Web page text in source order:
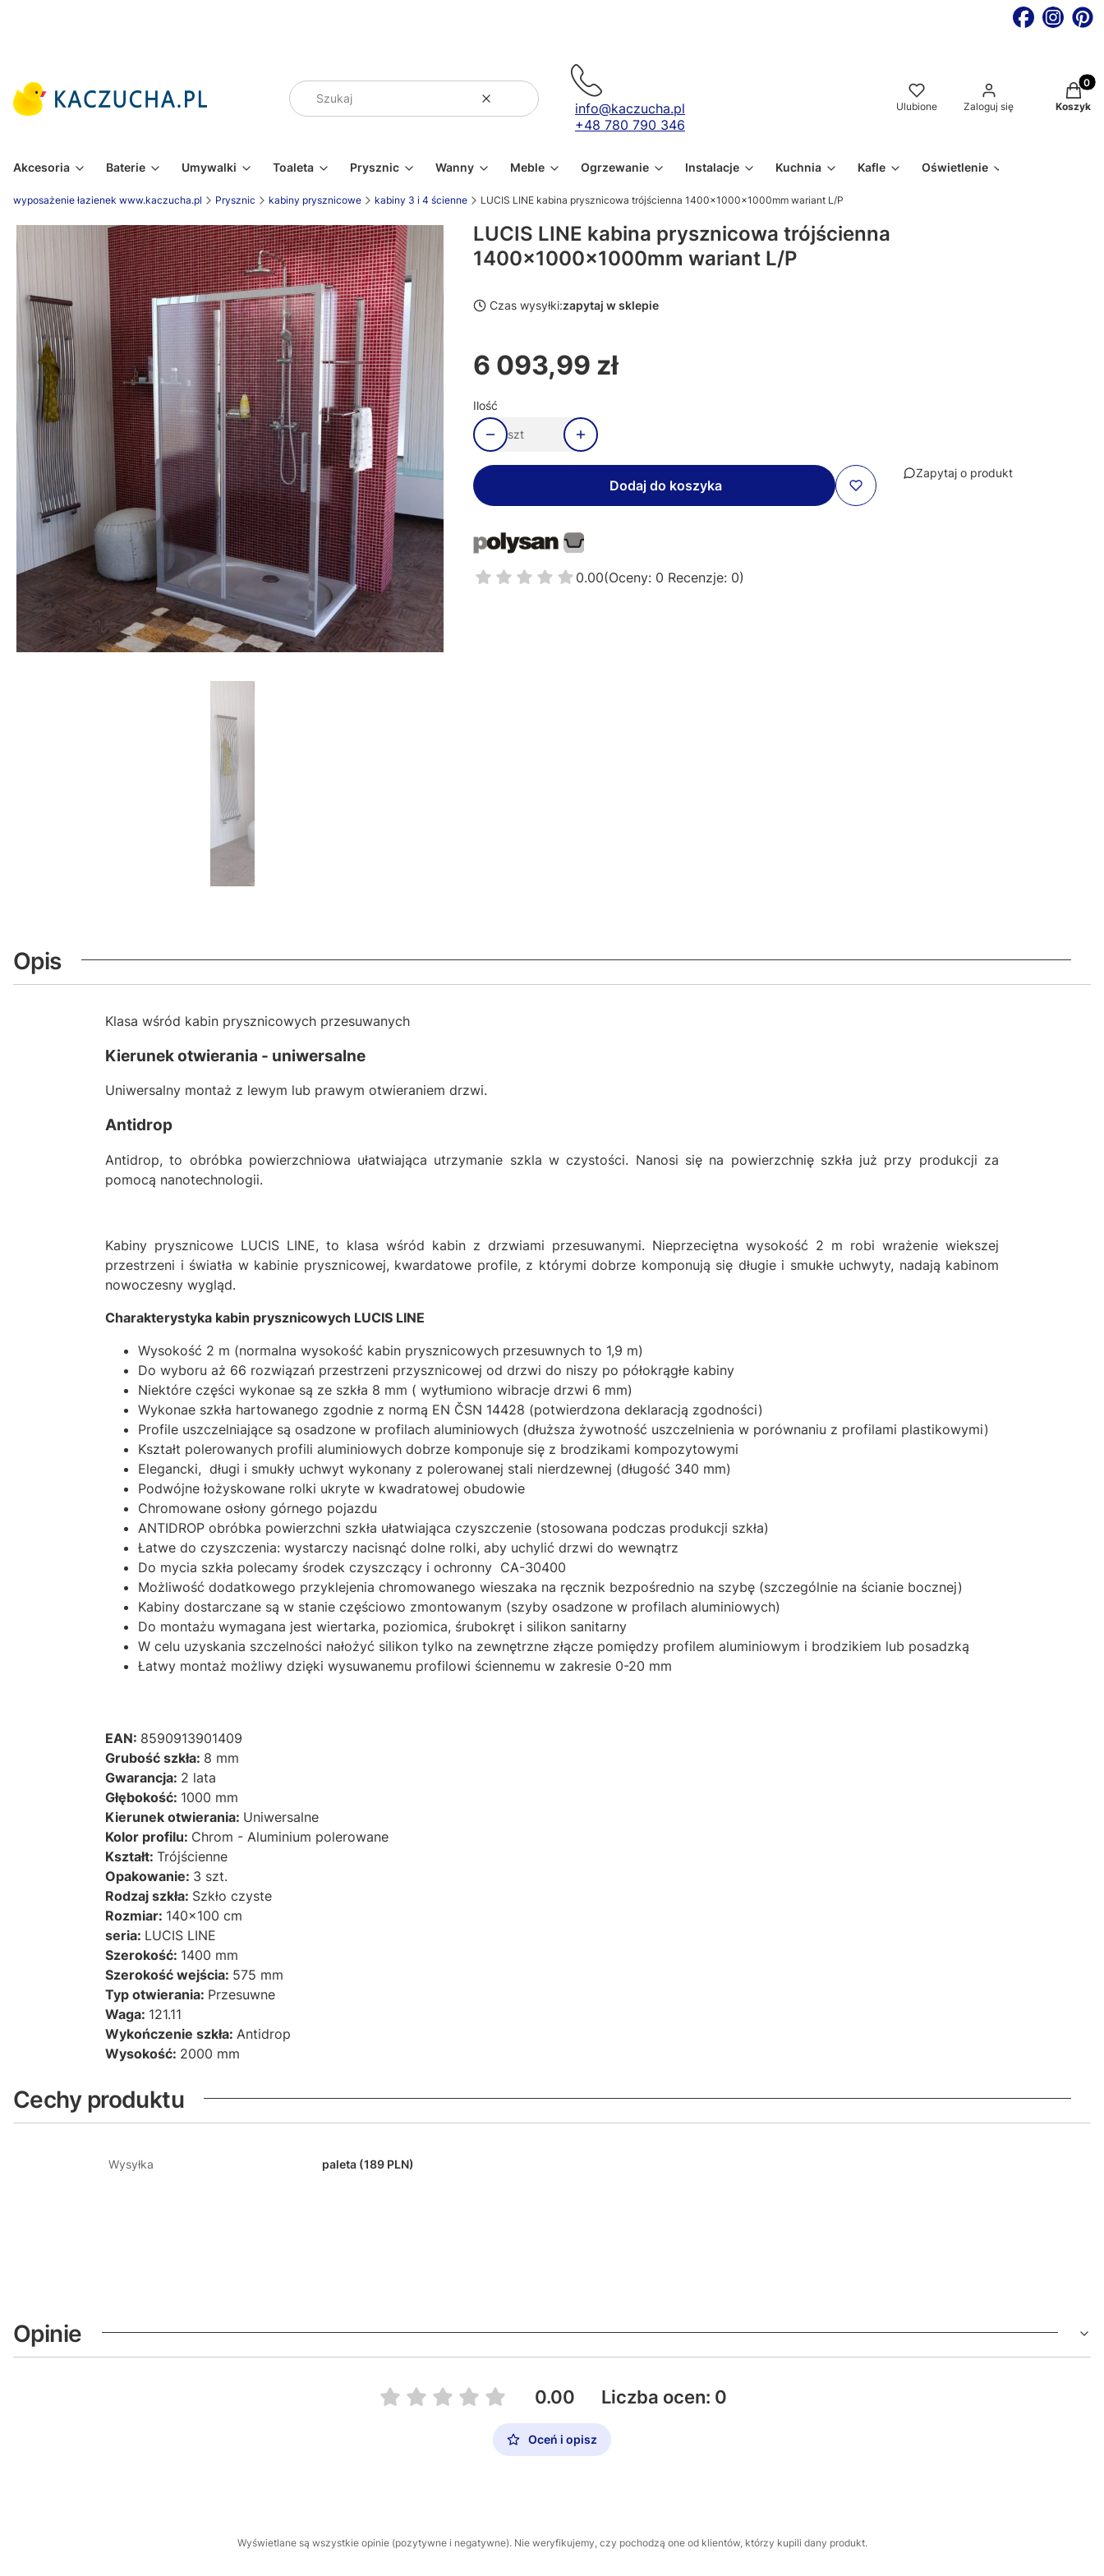
WyczyśćSzukaj
info@kaczucha.pl
+48 780 790 346
Ulubione Zaloguj się Koszyk
Akcesoria Baterie Umywalki Toaleta Prysznic Wanny Meble Ogrzewanie Instalacje Kuchnia Kafle Oświetlenie
wyposażenie łazienek www.kaczucha.pl Prysznic kabiny prysznicowe kabiny 3 i 4 ścienne LUCIS LINE kabina prysznicowa trójścienna 1400x1000x1000mm wariant L/P
LUCIS LINE kabina prysznicowa trójścienna
1400x1000x1000mm wariant L/P
Czas wysyłki:zapytaj w sklepie
Cena
6 093,99 zł
Ilość
szt
Dodaj do koszyka
Zapytaj o produkt
0.00(Oceny: 0 Recenzje: 0)
Opis
Klasa wśród kabin prysznicowych przesuwanych
Kierunek otwierania - uniwersalne
Uniwersalny montaż z lewym lub prawym otwieraniem drzwi.
Antidrop
Antidrop, to obróbka powierzchniowa ułatwiająca utrzymanie szkla w czystości. Nanosi się na powierzchnię szkła już przy produkcji za
pomocą nanotechnologii.
Kabiny prysznicowe LUCIS LINE, to klasa wśród kabin z drzwiami przesuwanymi. Nieprzeciętna wysokość 2 m robi wrażenie wiekszej
przestrzeni i światła w kabinie prysznicowej, kwardatowe profile, z którymi dobrze komponują się długie i smukłe uchwyty, nadają kabinom
nowoczesny wygląd.
Charakterystyka kabin prysznicowych LUCIS LINE
Wysokość 2 m (normalna wysokość kabin prysznicowych przesuwnych to 1,9 m)
Do wyboru aż 66 rozwiązań przestrzeni przysznicowej od drzwi do niszy po półokrągłe kabiny
Niektóre części wykonae są ze szkła 8 mm ( wytłumiono wibracje drzwi 6 mm)
Wykonae szkła hartowanego zgodnie z normą EN ČSN 14428 (potwierdzona deklaracją zgodności)
Profile uszczelniające są osadzone w profilach aluminiowych (dłuższa żywotność uszczelnienia w porównaniu z profilami plastikowymi)
Kształt polerowanych profili aluminiowych dobrze komponuje się z brodzikami kompozytowymi
Elegancki, długi i smukły uchwyt wykonany z polerowanej stali nierdzewnej (długość 340 mm)
Podwójne łożyskowane rolki ukryte w kwadratowej obudowie
Chromowane osłony górnego pojazdu
ANTIDROP obróbka powierzchni szkła ułatwiająca czyszczenie (stosowana podczas produkcji szkła)
Łatwe do czyszczenia: wystarczy nacisnąć dolne rolki, aby uchylić drzwi do wewnątrz
Do mycia szkła polecamy środek czyszczący i ochronny CA-30400
Możliwość dodatkowego przyklejenia chromowanego wieszaka na ręcznik bezpośrednio na szybę (szczególnie na ścianie bocznej)
Kabiny dostarczane są w stanie częściowo zmontowanym (szyby osadzone w profilach aluminiowych)
Do montażu wymagana jest wiertarka, poziomica, śrubokręt i silikon sanitarny
W celu uzyskania szczelności nałożyć silikon tylko na zewnętrzne złącze pomiędzy profilem aluminiowym i brodzikiem lub posadzką
Łatwy montaż możliwy dzięki wysuwanemu profilowi ściennemu w zakresie 0-20 mm
EAN: 8590913901409
Grubość szkła: 8 mm
Gwarancja: 2 lata
Głębokość: 1000 mm
Kierunek otwierania: Uniwersalne
Kolor profilu: Chrom - Aluminium polerowane
Kształt: Trójścienne
Opakowanie: 3 szt.
Rodzaj szkła: Szkło czyste
Rozmiar: 140x100 cm
seria: LUCIS LINE
Szerokość: 1400 mm
Szerokość wejścia: 575 mm
Typ otwierania: Przesuwne
Waga: 121.11
Wykończenie szkła: Antidrop
Wysokość: 2000 mm
Cechy produktu
Wysyłka paleta (189 PLN)
Opinie
0.00 Liczba ocen: 0
Oceń i opisz
Wyświetlane są wszystkie opinie (pozytywne i negatywne). Nie weryfikujemy, czy pochodzą one od klientów, którzy kupili dany produkt.